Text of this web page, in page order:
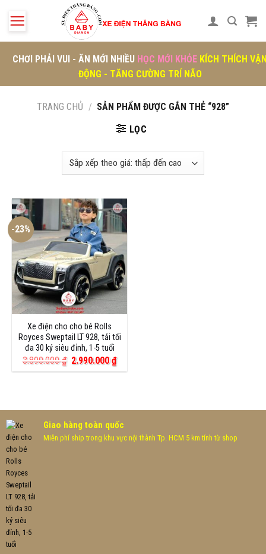
CHƠI PHẢI VUI - ĂN MỚI NHIỀU HỌC MỚI KHỎE KÍCH THÍCH
ĐỘNG - TĂNG CƯỜNG TRÍ NÃO
TRANG CHỦ / SẢN PHẨM ĐƯỢC GẮN THẺ “928”
LỌC
-23%
Xe điện cho cho bé Rolls
Royces Sweptail LT 928, tải tối
đa 30 ký siêu đỉnh, 1-5 tuổi
3.890.000₫ Giá
gốc
2.990.000₫Giá
hiện
Giao hàng toàn quốc
Miễn phí ship trong khu vực nội thành Tp. HCM 5 km tính từ shop